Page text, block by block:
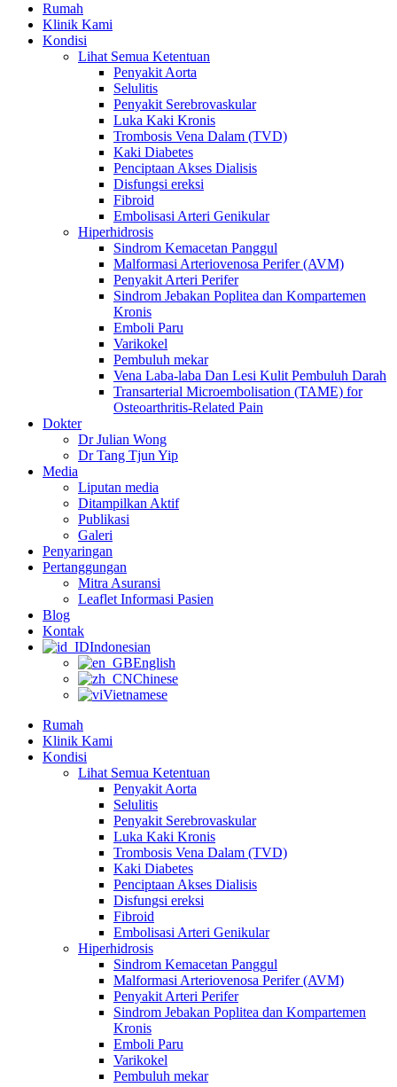
Rumah
Klinik Kami
Kondisi
Lihat Semua Ketentuan
Penyakit Aorta
Selulitis
Penyakit Serebrovaskular
Luka Kaki Kronis
Trombosis Vena Dalam (TVD)
Kaki Diabetes
Penciptaan Akses Dialisis
Disfungsi ereksi
Fibroid
Embolisasi Arteri Genikular
Hiperhidrosis
Sindrom Kemacetan Panggul
Malformasi Arteriovenosa Perifer (AVM)
Penyakit Arteri Perifer
Sindrom Jebakan Poplitea dan Kompartemen
Kronis
Emboli Paru
Varikokel
Pembuluh mekar
Vena Laba-laba Dan Lesi Kulit Pembuluh Darah
Transarterial Microembolisation (TAME) for
Osteoarthritis-Related Pain
Dokter
Dr Julian Wong
Dr Tang Tjun Yip
Media
Liputan media
Ditampilkan Aktif
Publikasi
Galeri
Penyaringan
Pertanggungan
Mitra Asuransi
Leaflet Informasi Pasien
Blog
Kontak
Indonesian
English
Chinese
Vietnamese
Rumah
Klinik Kami
Kondisi
Lihat Semua Ketentuan
Penyakit Aorta
Selulitis
Penyakit Serebrovaskular
Luka Kaki Kronis
Trombosis Vena Dalam (TVD)
Kaki Diabetes
Penciptaan Akses Dialisis
Disfungsi ereksi
Fibroid
Embolisasi Arteri Genikular
Hiperhidrosis
Sindrom Kemacetan Panggul
Malformasi Arteriovenosa Perifer (AVM)
Penyakit Arteri Perifer
Sindrom Jebakan Poplitea dan Kompartemen
Kronis
Emboli Paru
Varikokel
Pembuluh mekar